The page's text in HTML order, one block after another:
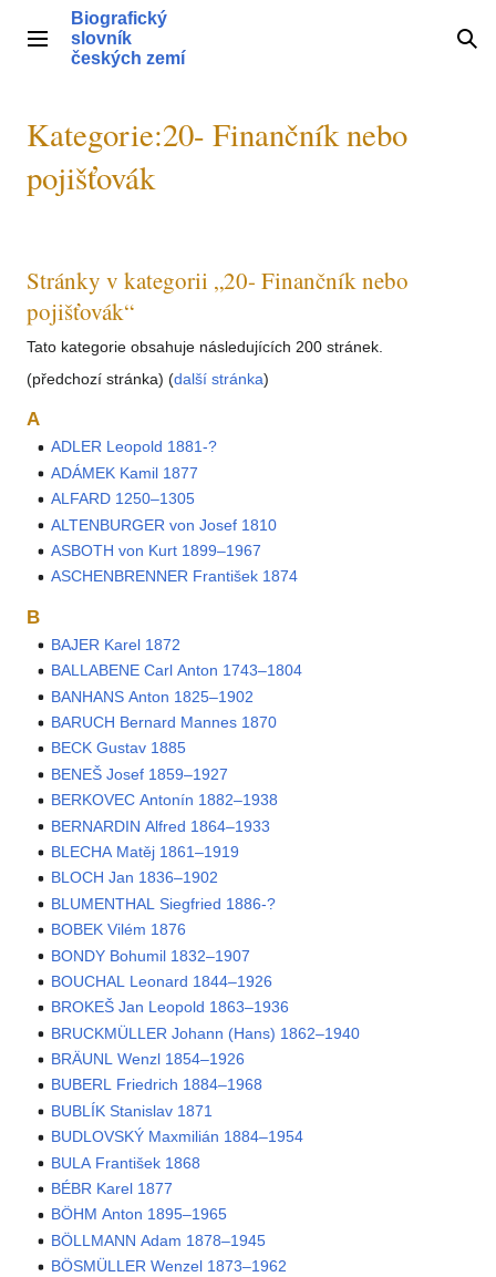
obsahHlavní menu
Biografický
slovník
českých zemí
Kategorie:20- Finančník nebo
pojišťovák
Stránky v kategorii „20- Finančník nebo
pojišťovák“
Tato kategorie obsahuje následujících 200 stránek.
(předchozí stránka) (další stránka)
A
ADLER Leopold 1881-?
ADÁMEK Kamil 1877
ALFARD 1250–1305
ALTENBURGER von Josef 1810
ASBOTH von Kurt 1899–1967
ASCHENBRENNER František 1874
B
BAJER Karel 1872
BALLABENE Carl Anton 1743–1804
BANHANS Anton 1825–1902
BARUCH Bernard Mannes 1870
BECK Gustav 1885
BENEŠ Josef 1859–1927
BERKOVEC Antonín 1882–1938
BERNARDIN Alfred 1864–1933
BLECHA Matěj 1861–1919
BLOCH Jan 1836–1902
BLUMENTHAL Siegfried 1886-?
BOBEK Vilém 1876
BONDY Bohumil 1832–1907
BOUCHAL Leonard 1844–1926
BROKEŠ Jan Leopold 1863–1936
BRUCKMÜLLER Johann (Hans) 1862–1940
BRÄUNL Wenzl 1854–1926
BUBERL Friedrich 1884–1968
BUBLÍK Stanislav 1871
BUDLOVSKÝ Maxmilián 1884–1954
BULA František 1868
BÉBR Karel 1877
BÖHM Anton 1895–1965
BÖLLMANN Adam 1878–1945
BÖSMÜLLER Wenzel 1873–1962